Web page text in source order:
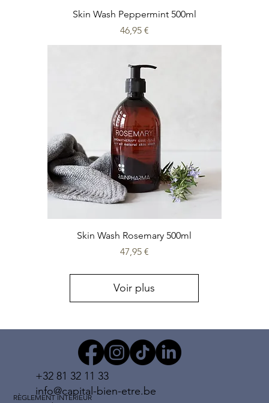
Skin Wash Peppermint 500ml
Prix
46,95 €
Skin Wash Rosemary 500ml
Prix
47,95 €
Voir plus
RÈGLEMENT INTÉRIEUR
+32 81 32 11 33
info@capital-bien-etre.be